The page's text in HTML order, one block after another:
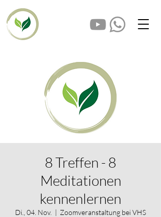
8 Treffen - 8
Meditationen
kennenlernen
Di., 04. Nov.
  |
Zoomveranstaltung bei VHS